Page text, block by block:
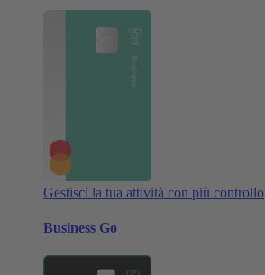
Gestisci la tua attività con più controllo
Business Go